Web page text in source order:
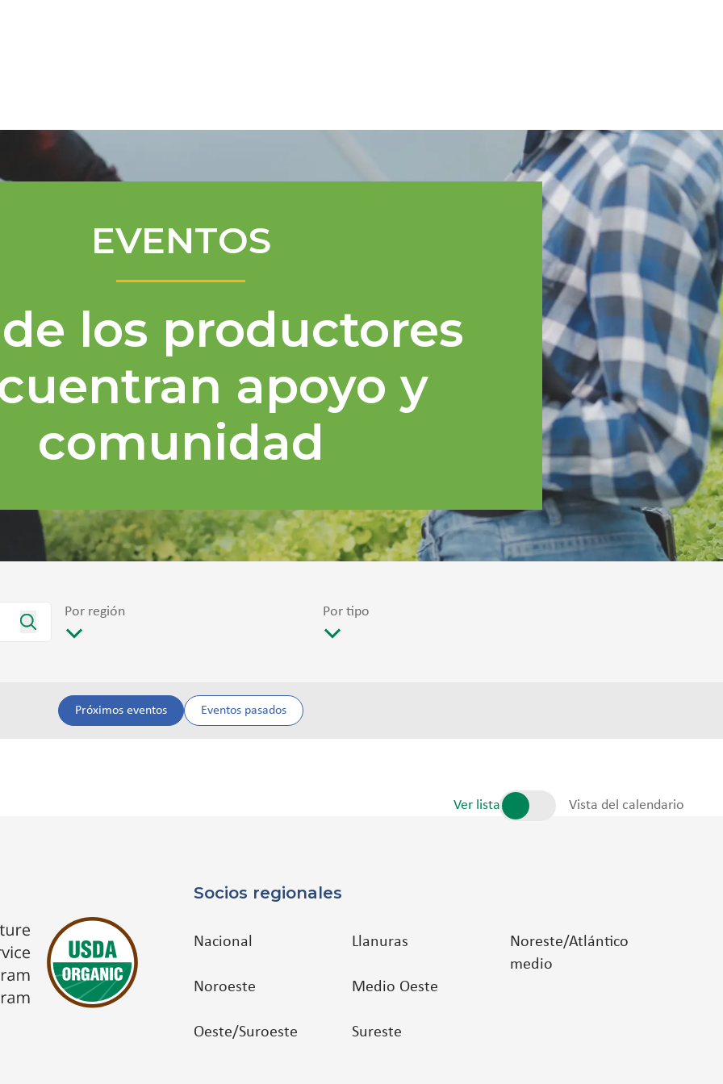
EVENTOS
los productores
apoyo y
comunidad
Por región Por tipo
Próximos eventos Eventos pasados
Ver lista Vista del calendario
Socios regionales
Nacional
Noroeste
Oeste/Suroeste
Llanuras
Medio Oeste
Sureste
Noreste/Atlántico
medio